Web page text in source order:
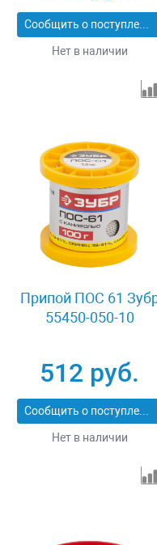
Сообщить о поступлении
Нет в наличии
Припой ПОС 61
55450-050-10
512 руб.
Сообщить о поступлении
Нет в наличии